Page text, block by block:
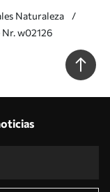
Naturaleza
w02126